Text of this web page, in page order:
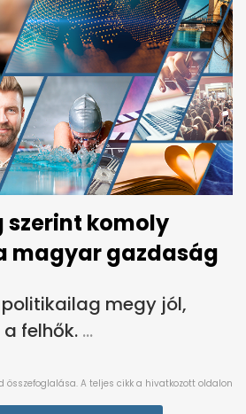
szerint komoly
magyar gazdaság
megy jól,
felhők.